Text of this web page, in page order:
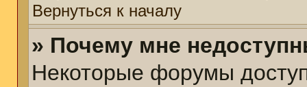
Вернуться к началу
» Почему мне
Некоторые форумы